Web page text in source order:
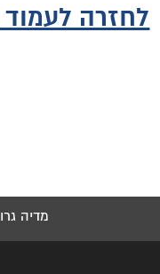
לחזרה
מדיה